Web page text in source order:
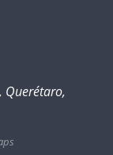
Querétaro,